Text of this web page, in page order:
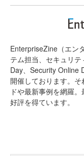
EnterpriseZine（エン
テム担当、セキュリ
Day、Security Online
開催しております。
ドや最新事例を網羅
好評を得ています。